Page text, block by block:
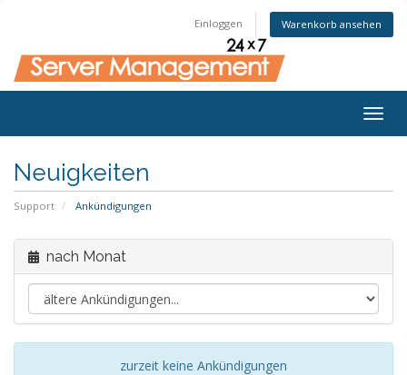
Einloggen Warenkorb ansehen
Neuigkeiten
Support Ankündigungen
nach Monat
zurzeit keine Ankündigungen